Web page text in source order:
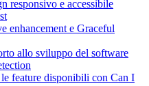
responsivo e accessibile
enhancement e Graceful
allo sviluppo del software
feature disponibili con Can I